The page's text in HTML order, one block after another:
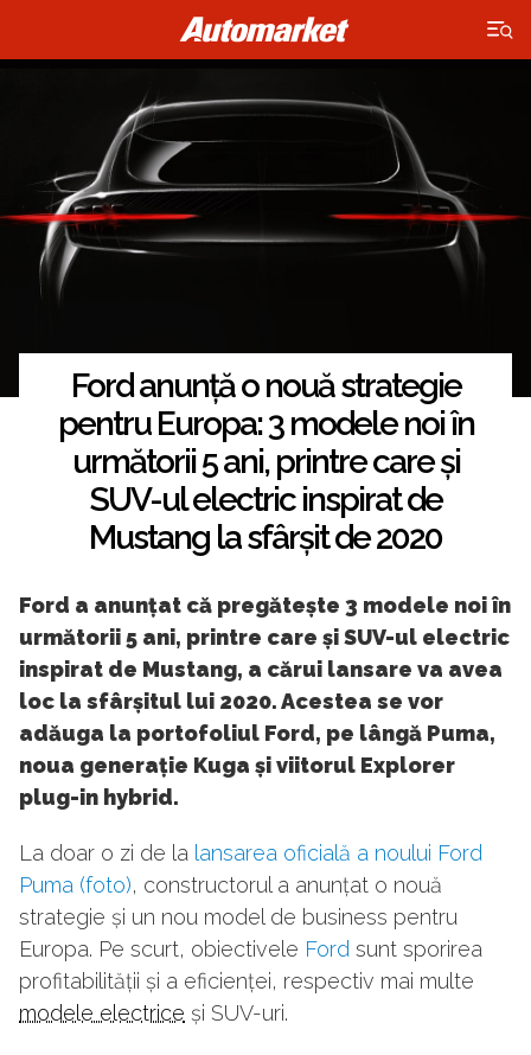
×
Ford anunță o nouă strategie
pentru Europa: 3 modele noi în
următorii 5 ani, printre care și
SUV-ul electric inspirat de
Mustang la sfârșit de 2020
Ford a anunțat că pregătește 3 modele noi în
următorii 5 ani, printre care și SUV-ul electric
inspirat de Mustang, a cărui lansare va avea
loc la sfârșitul lui 2020. Acestea se vor
adăuga la portofoliul Ford, pe lângă Puma,
noua generație Kuga și viitorul Explorer
plug-in hybrid.
La doar o zi de la lansarea oficială a noului Ford
Puma (foto), constructorul a anunțat o nouă
strategie și un nou model de business pentru
Europa. Pe scurt, obiectivele Ford sunt sporirea
profitabilității și a eficienței, respectiv mai multe
modele electrice și SUV-uri.